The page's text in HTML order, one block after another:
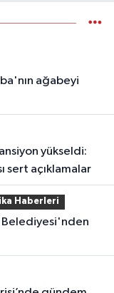
sert açıklamalar
Haberleri